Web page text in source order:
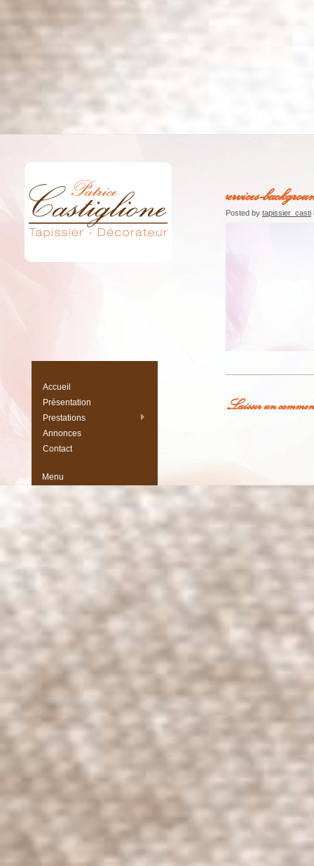
Accueil
Présentation
Prestations
Annonces
Contact
Menu
services-
Posted by tapissier_casti
Laisser un